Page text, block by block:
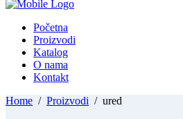
Početna
Proizvodi
Katalog
O nama
Kontakt
Home / Proizvodi / ured